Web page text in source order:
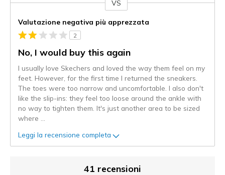
VS
Valutazione negativa più apprezzata
2
No, I would buy this again
I usually love Skechers and loved the way them feel on my
feet. However, for the first time I returned the sneakers.
The toes were too narrow and uncomfortable. I also don't
like the slip-ins: they feel too loose around the ankle with
no way to tighten them. It's just another area to be sized
where
Leggi la recensione completa
41 recensioni